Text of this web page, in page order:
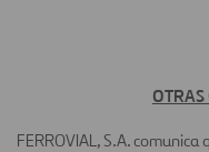
FERROVIAL, S.A.